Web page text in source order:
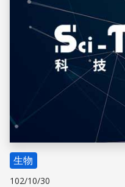
生物
102/10/30